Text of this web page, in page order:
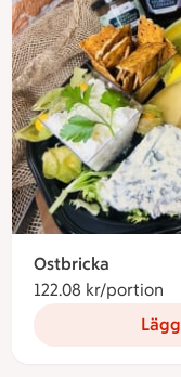
Ostbricka
122.08 kr/portion